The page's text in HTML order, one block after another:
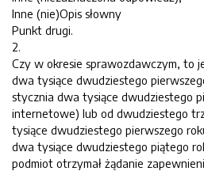
Inne (nie)Opis słowny
Punkt drugi.
2.
Czy w okresie sprawozdawczym, to
dwa tysiące dwudziestego
stycznia dwa tysiące dwudziestego
internetowe) lub od dwudziestego
tysiące dwudziestego pierwszego
dwa tysiące dwudziestego piątego
podmiot otrzymał żądanie